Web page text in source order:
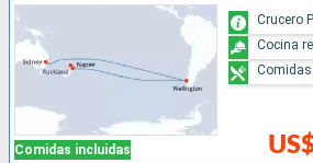
Comidas incluidas
Crucero
Cocina